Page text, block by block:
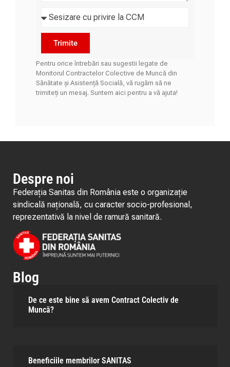
Trimite
Pentru orice întrebări sau sugestii legate de
Monitorul Contractelor Colective de Muncă din
Sănătate și Asistență Socială, vă rugăm să ne
trimiteți un mesaj. Suntem aici pentru a vă ajuta!
Despre noi
Federația Sanitas din România este o organizație
sindicală națională, cu caracter socio-profesional,
reprezentativă la nivel de ramură sanitară.
Blog
De ce este bine să avem Contract Colectiv de
Muncă?
Beneficiile membrilor SANITAS​